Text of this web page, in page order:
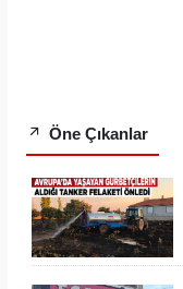
Öne Çıkanlar